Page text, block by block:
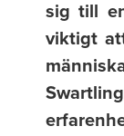
sig till
viktigt